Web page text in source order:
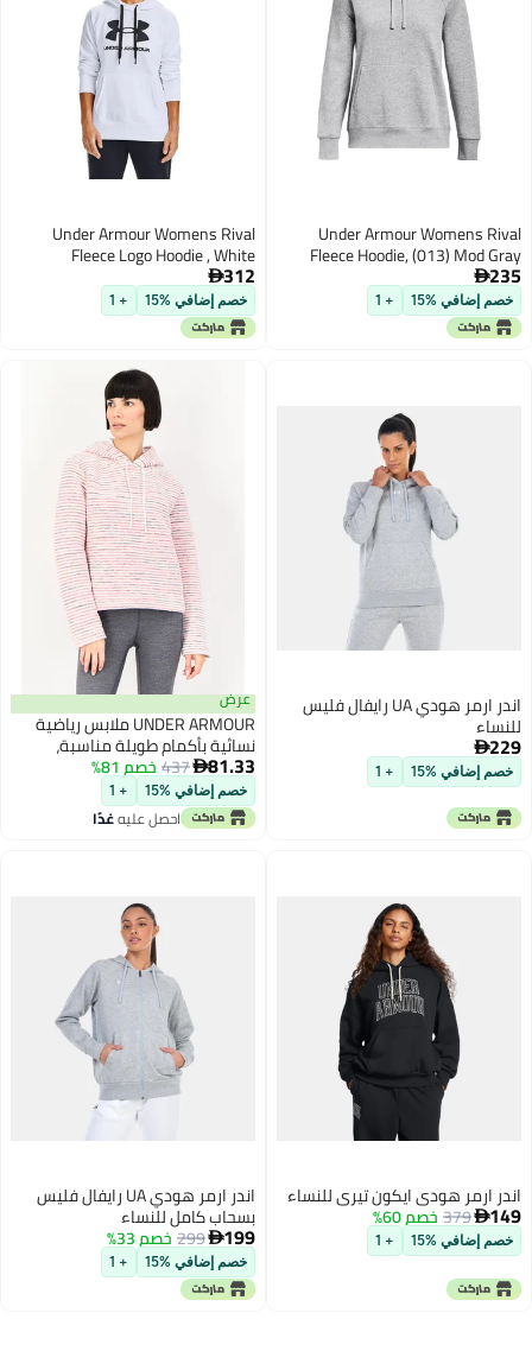
Under Armour Womens
Fleece Hoodie, (013) Mod
Light Heather / / White,
إضافي %15 + 1
Under Armour Womens Rival
Fleece Logo Hoodie , White
(100)/Black , X-Small

خصم إضافي %15 + 1
اندر ارمر هودي UA رايفال فليس

إضافي %15 + 1
UNDER ARMOUR ملابس رياضية
نسائية بأكمام طويلة مناسبة،
خارجية، متعددة الألوان
81.33
437خصم 81%
خصم إضافي %15 + 1
احصل عليهغدًا
ارمر هودي ايكون تيري للنساء

379خصم 60%
إضافي %15 + 1
اندر ارمر هودي UA رايفال فليس
بسحاب كامل للنساء

299خصم 33%
خصم إضافي %15 + 1